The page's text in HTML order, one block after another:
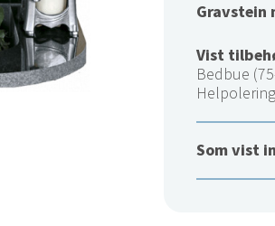
Gravstein
Vist
Bedbue
Helpolering
Som vist